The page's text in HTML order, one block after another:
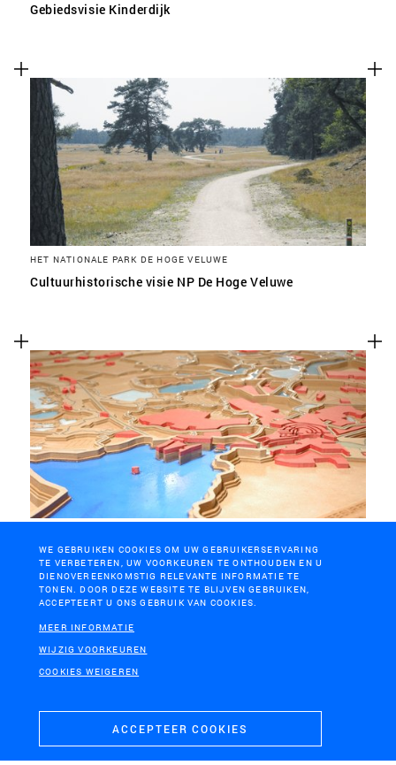
Gebiedsvisie Kinderdijk
HET NATIONALE PARK DE HOGE VELUWE
Cultuurhistorische visie NP De Hoge Veluwe
Meesurfen op de zondvloed
WE GEBRUIKEN COOKIES OM UW GEBRUIKERSERVARING
TE VERBETEREN, UW VOORKEUREN TE ONTHOUDEN EN U
DIENOVEREENKOMSTIG RELEVANTE INFORMATIE TE
TONEN. DOOR DEZE WEBSITE TE BLIJVEN GEBRUIKEN,
ACCEPTEERT U ONS GEBRUIK VAN COOKIES.
MEER INFORMATIE
WIJZIG VOORKEUREN
COOKIES WEIGEREN
ACCEPTEER COOKIES